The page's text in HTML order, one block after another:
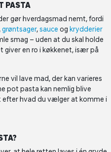
PASTA
gør hverdagsmad nemt, fordi
grøntsager,sauce og krydderier
smag – uden at du skal holde
giver en ro i køkkenet, især på
vil lave mad, der kan varieres
pot pasta kan nemlig blive
efter hvad du vælger at komme i